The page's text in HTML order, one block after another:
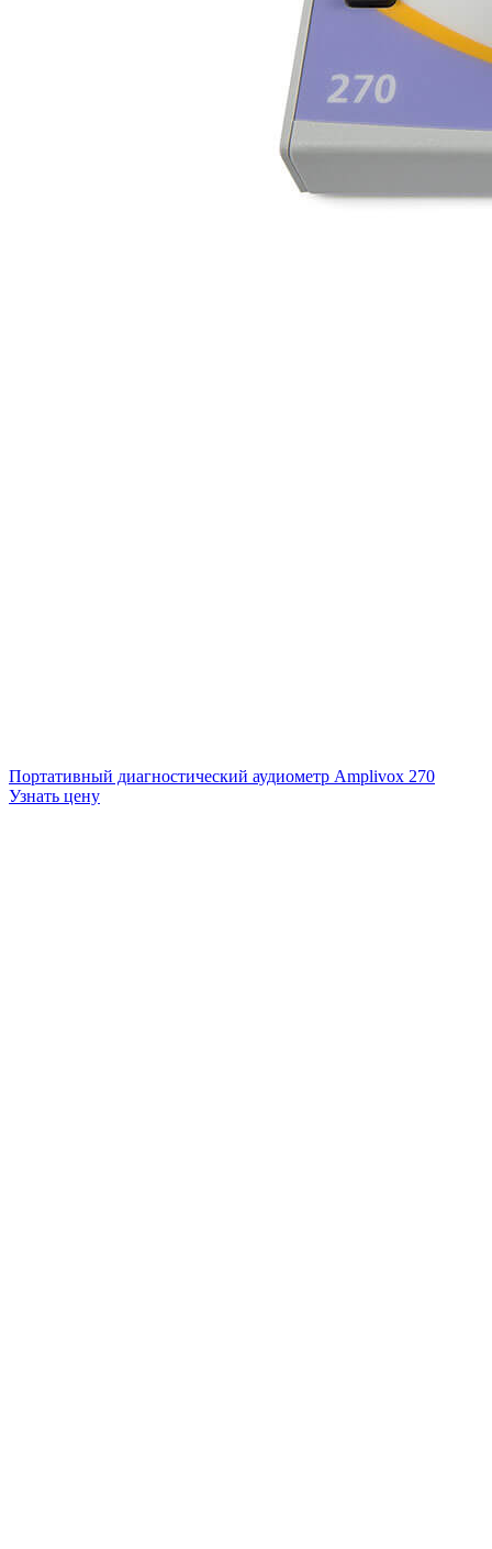
Портативный диагностический аудиометр Amplivox 270
Узнать цену